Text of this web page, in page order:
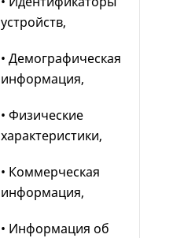
устройств,
• Демографическая
информация,
• Физические
характеристики,
• Коммерческая
информация,
• Информация об